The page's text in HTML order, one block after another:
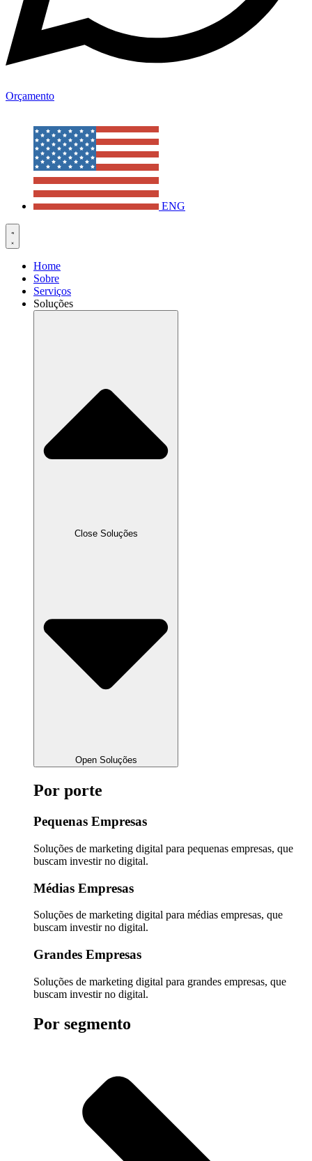
Orçamento
ENG
Home
Sobre
Serviços
Soluções
Close Soluções
Open Soluções
Por porte
Pequenas Empresas
Soluções de marketing digital para pequenas empresas, que
buscam investir no digital.
Médias Empresas
Soluções de marketing digital para médias empresas, que
buscam investir no digital.
Grandes Empresas
Soluções de marketing digital para grandes empresas, que
buscam investir no digital.
Por segmento